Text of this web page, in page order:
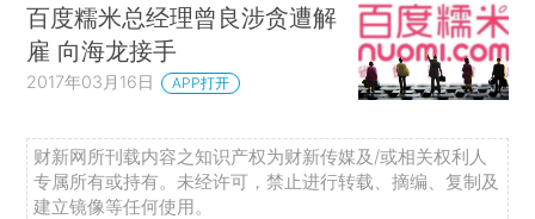
百度糯米总经理曾良涉贪遭解
雇 向海龙接手
2017年03月16日 APP打开
财新网所刊载内容之知识产权为财新传媒及/或相关权利人
专属所有或持有。未经许可，禁止进行转载、摘编、复制及
建立镜像等任何使用。